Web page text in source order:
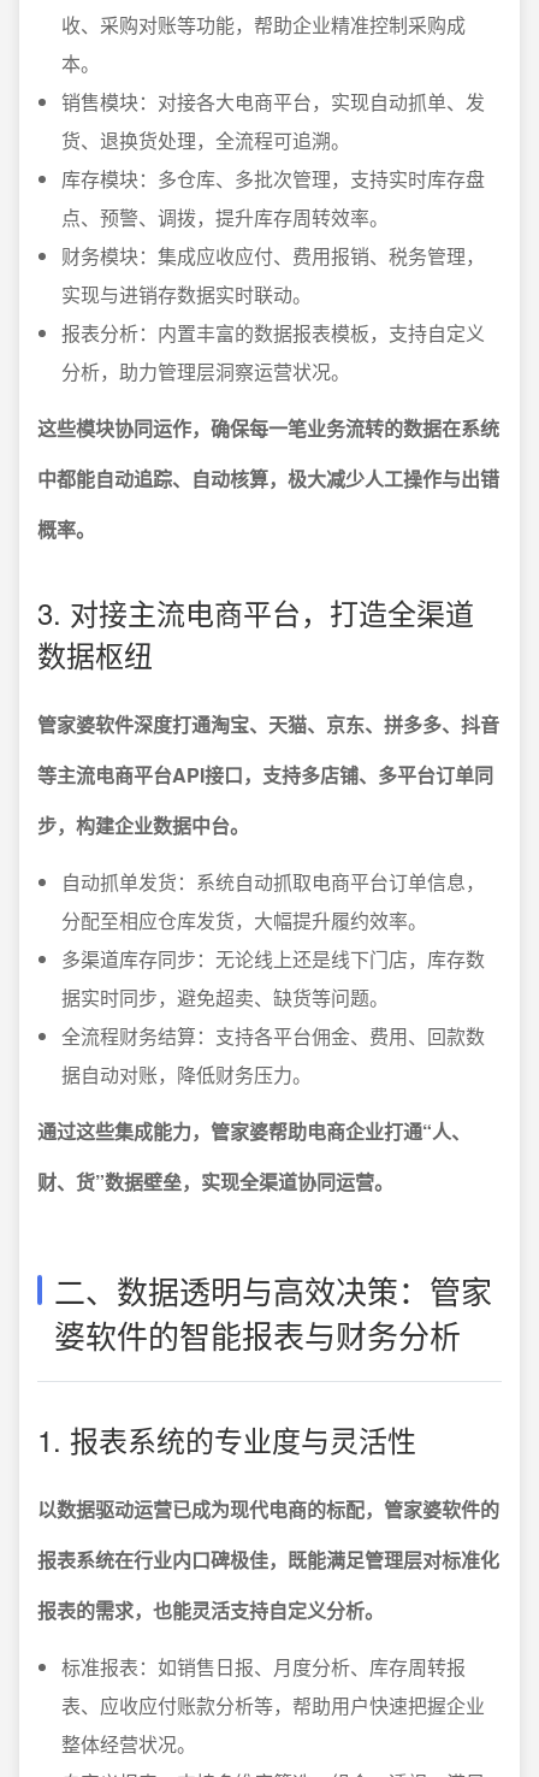
收、采购对账等功能，帮助企业精准控制采购成
本。
销售模块：对接各大电商平台，实现自动抓单、发
货、退换货处理，全流程可追溯。
库存模块：多仓库、多批次管理，支持实时库存盘
点、预警、调拨，提升库存周转效率。
财务模块：集成应收应付、费用报销、税务管理，
实现与进销存数据实时联动。
报表分析：内置丰富的数据报表模板，支持自定义
分析，助力管理层洞察运营状况。
这些模块协同运作，确保每一笔业务流转的数据在系统
中都能自动追踪、自动核算，极大减少人工操作与出错
概率。
3. 对接主流电商平台，打造全渠道
数据枢纽
管家婆软件深度打通淘宝、天猫、京东、拼多多、抖音
等主流电商平台API接口，支持多店铺、多平台订单同
步，构建企业数据中台。
自动抓单发货：系统自动抓取电商平台订单信息，
分配至相应仓库发货，大幅提升履约效率。
多渠道库存同步：无论线上还是线下门店，库存数
据实时同步，避免超卖、缺货等问题。
全流程财务结算：支持各平台佣金、费用、回款数
据自动对账，降低财务压力。
通过这些集成能力，管家婆帮助电商企业打通“人、
财、货”数据壁垒，实现全渠道协同运营。
二、数据透明与高效决策：管家
婆软件的智能报表与财务分析
1. 报表系统的专业度与灵活性
以数据驱动运营已成为现代电商的标配，管家婆软件的
报表系统在行业内口碑极佳，既能满足管理层对标准化
报表的需求，也能灵活支持自定义分析。
标准报表：如销售日报、月度分析、库存周转报
表、应收应付账款分析等，帮助用户快速把握企业
整体经营状况。